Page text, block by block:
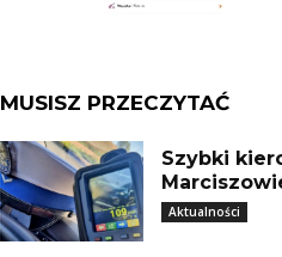
MUSISZ PRZECZYTAĆ
Szybki
Aktualności